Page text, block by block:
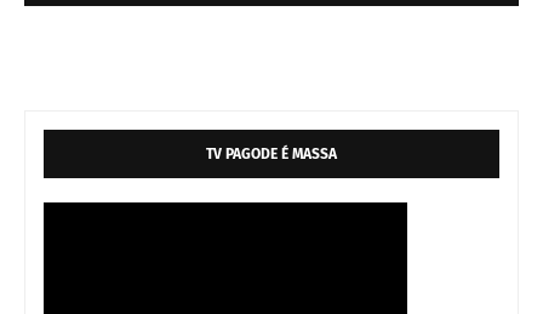
TV PAGODE É MASSA